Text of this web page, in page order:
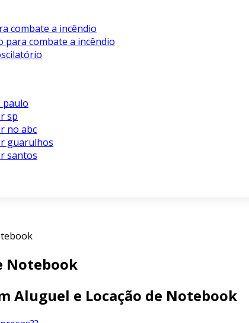
combate a incêndio
para combate a incêndio
paulo
sp
no abc
guarulhos
santos
Notebook
Aluguel e Locação de Notebook